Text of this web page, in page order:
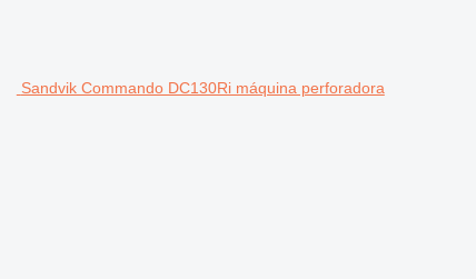
Sandvik Commando DC130Ri máquina perforadora